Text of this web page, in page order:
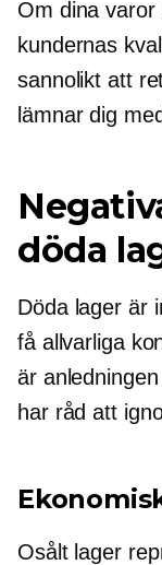
Om dina
kundernas
sannolikt att
lämnar dig
döda
Döda lager är
få allvarliga
är
har råd att
Osålt lager